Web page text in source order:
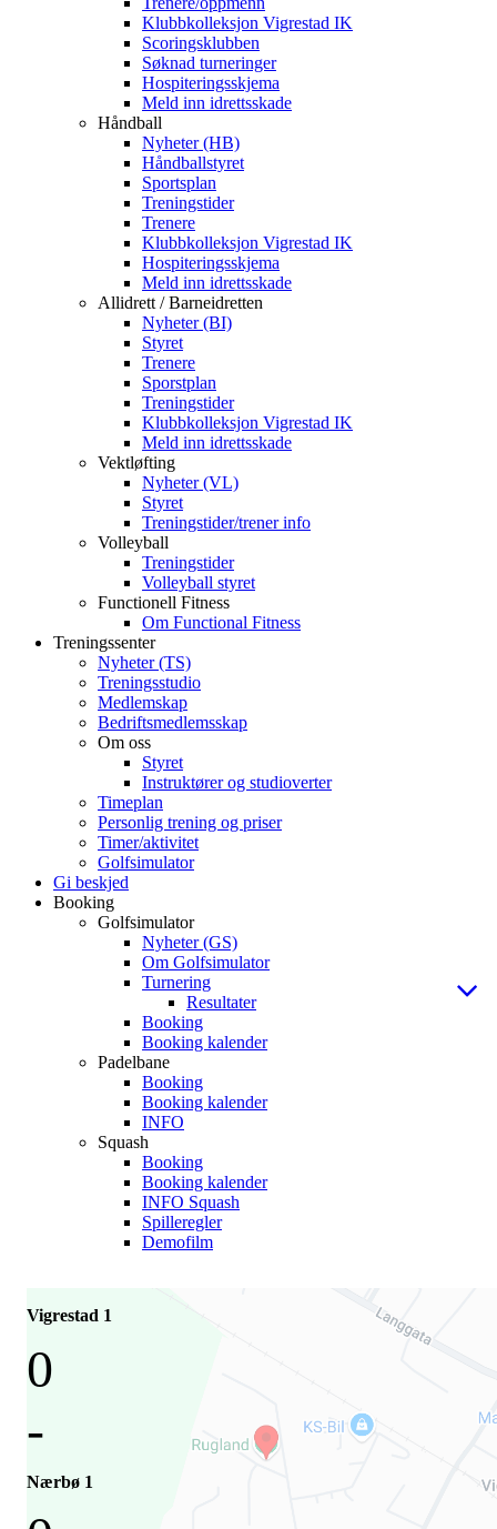
Klubbkolleksjon Vigrestad IK
Scoringsklubben
Søknad turneringer
Hospiteringsskjema
Meld inn idrettsskade
Håndball
Nyheter (HB)
Håndballstyret
Sportsplan
Treningstider
Trenere
Klubbkolleksjon Vigrestad IK
Hospiteringsskjema
Meld inn idrettsskade
Allidrett / Barneidretten
Nyheter (BI)
Styret
Trenere
Sporstplan
Treningstider
Klubbkolleksjon Vigrestad IK
Meld inn idrettsskade
Vektløfting
Nyheter (VL)
Styret
Treningstider/trener info
Volleyball
Treningstider
Volleyball styret
Functionell Fitness
Om Functional Fitness
Treningssenter
Nyheter (TS)
Treningsstudio
Medlemskap
Bedriftsmedlemsskap
Om oss
Styret
Instruktører og studioverter
Timeplan
Personlig trening og priser
Timer/aktivitet
Golfsimulator
Gi beskjed
Booking
Golfsimulator
Nyheter (GS)
Om Golfsimulator
Turnering
Resultater
Booking
Booking kalender
Padelbane
Booking
Booking kalender
INFO
Squash
Booking
Booking kalender
INFO Squash
Spilleregler
Demofilm
Vigrestad 1
0
-
Nærbø 1